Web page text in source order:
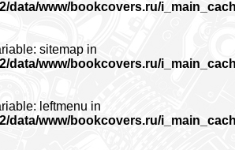
data/www/bookcovers.ru/
sitemap in
data/www/bookcovers.ru/
leftmenu in
data/www/bookcovers.ru/